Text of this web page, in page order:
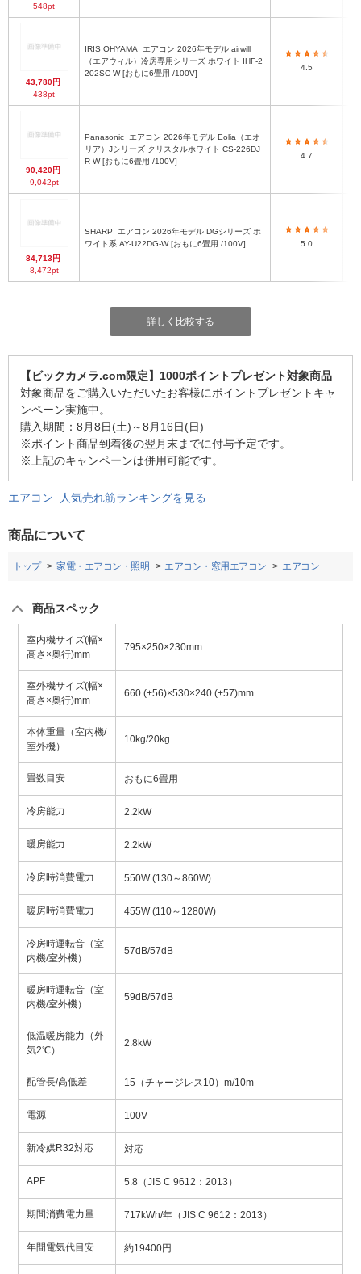
548pt
43,780円
438pt
IRIS OHYAMA
（エアウィル）冷房専用シリーズ ホワイト IHF-2
202SC-W [おもに6畳用 /100V]
4.5
90,420円
9,042pt
Panasonic
リア）Jシリーズ クリスタルホワイト CS-226DJ
R-W [おもに6畳用 /100V]
4.7
84,713円
8,472pt
SHARP
ワイト系 AY-U22DG-W [おもに6畳用 /100V]
5.0
詳しく比較する
【ビックカメラ.com限定】1000ポイントプレゼント対象商品
対象商品をご購入いただいたお客様にポイントプレゼントキャ
ンペーン実施中。
購入期間：8月8日(土)～8月16日(日)
※ポイント商品到着後の翌月末までに付与予定です。
※上記のキャンペーンは併用可能です。
エアコン 人気売れ筋ランキングを見る
商品について
トップ 家電・エアコン・照明 エアコン・窓用エアコン エアコン
商品スペック
室内機サイズ(幅×
高さ×奥行)mm
795×250×230mm
室外機サイズ(幅×
高さ×奥行)mm
660 (+56)×530×240 (+57)mm
本体重量（室内機/
室外機）
10kg/20kg
畳数目安 おもに6畳用
冷房能力 2.2kW
暖房能力 2.2kW
冷房時消費電力 550W (130～860W)
暖房時消費電力 455W (110～1280W)
冷房時運転音（室
内機/室外機）
57dB/57dB
暖房時運転音（室
内機/室外機）
59dB/57dB
低温暖房能力（外
気2℃）
2.8kW
配管長/高低差 15（チャージレス10）m/10m
電源 100V
新冷媒R32対応 対応
APF 5.8（JIS C 9612：2013）
期間消費電力量 717kWh/年（JIS C 9612：2013）
年間電気代目安 約19400円